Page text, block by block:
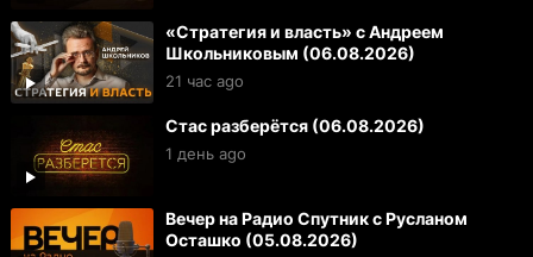
«Стратегия и власть» с Андреем
Школьниковым (06.08.2026)
21 час ago
Стас разберётся (06.08.2026)
1 день ago
Вечер на Радио Спутник с Русланом
Осташко (05.08.2026)